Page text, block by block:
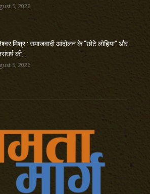
5, 2026
मिश्र : समाजवादी आंदोलन के “छोटे लोहिया” और
की...
5, 2026